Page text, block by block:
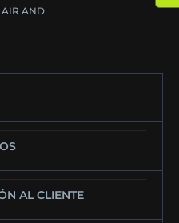
AIR AND
AL CLIENTE